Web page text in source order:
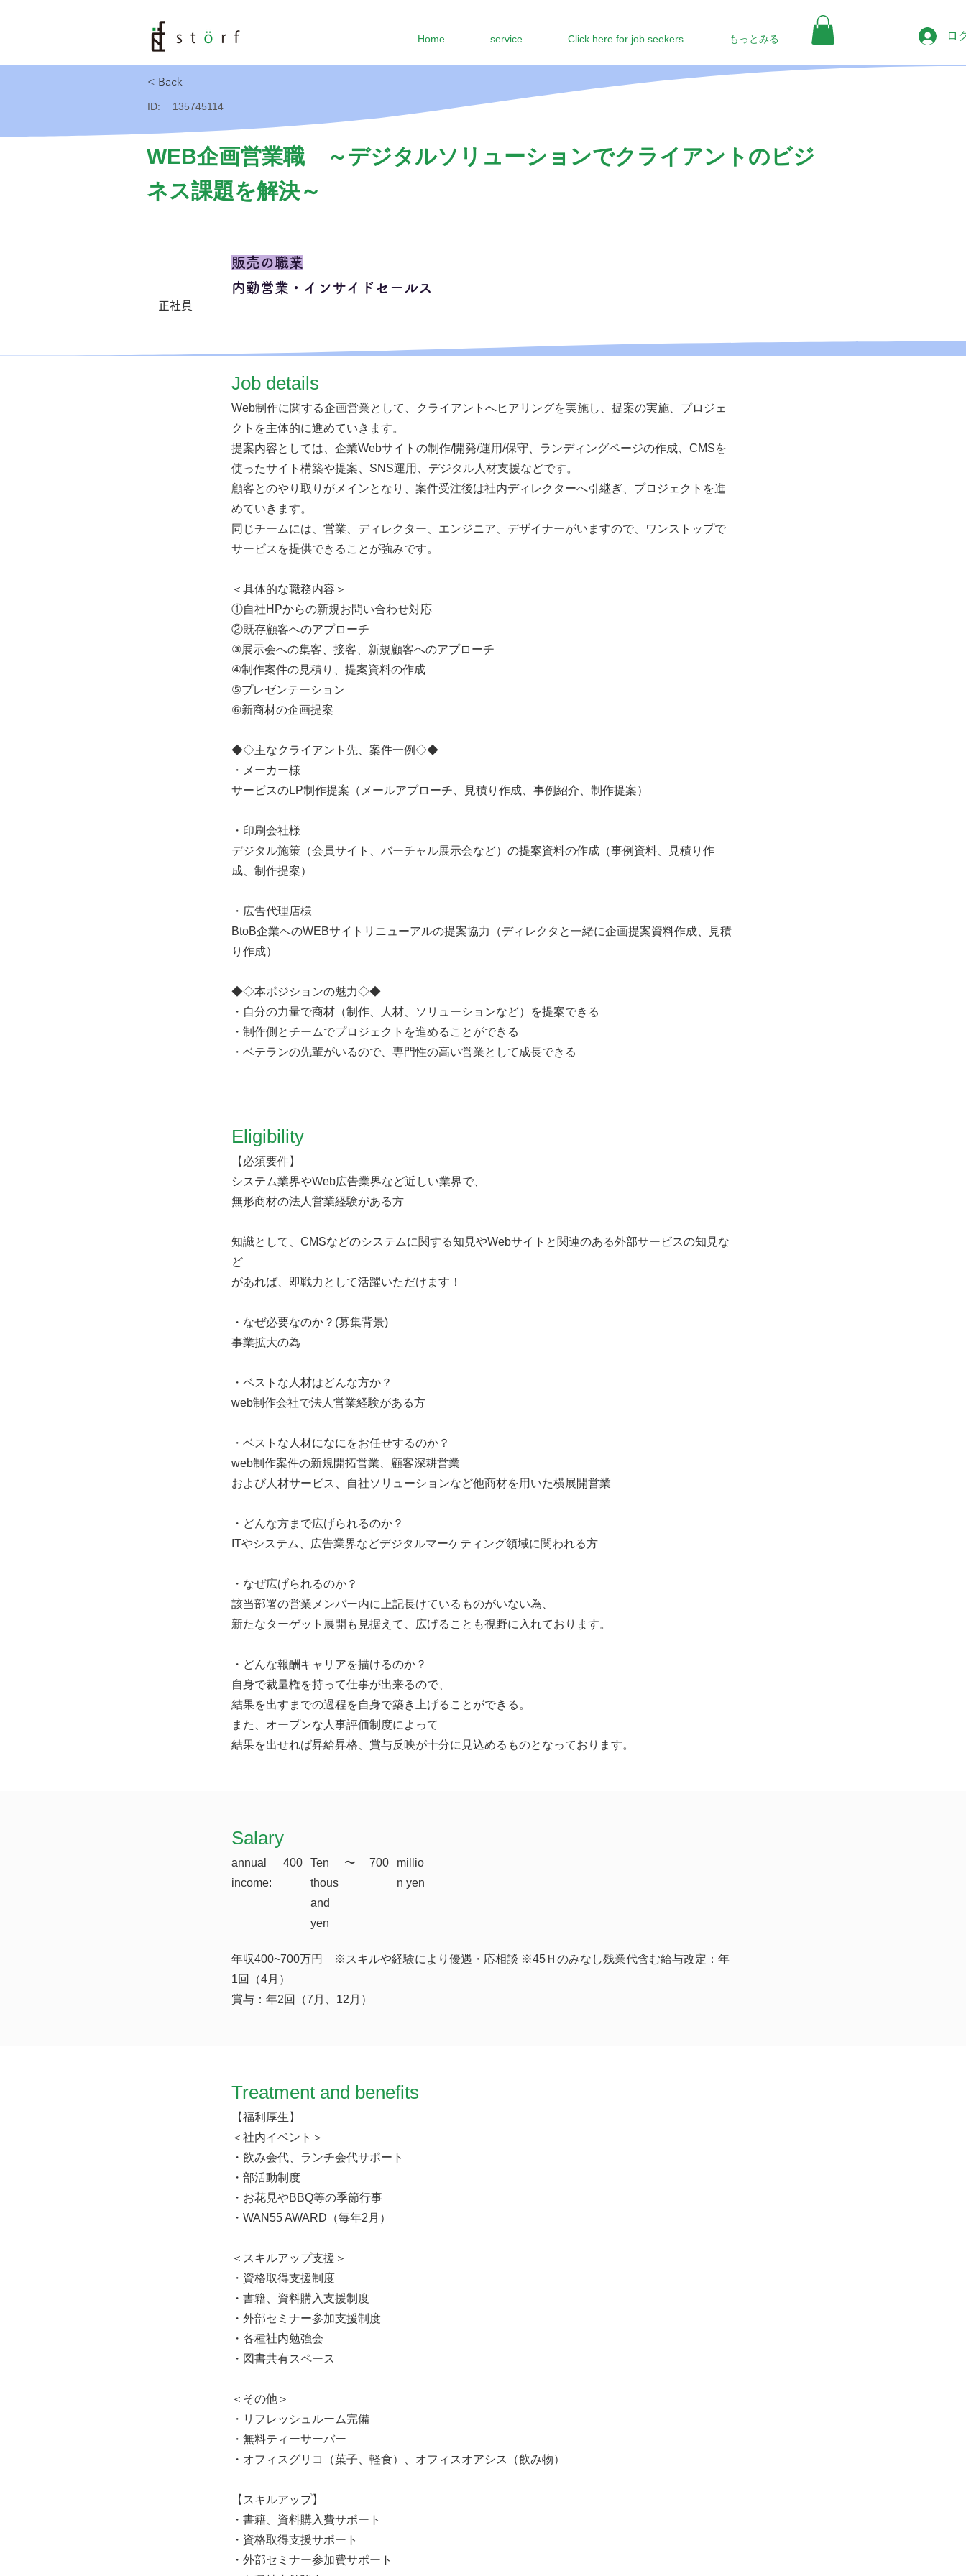
Home service Click here for job seekers もっとみる ロ
< Back
ID: 135745114
WEB企画営業職 ～デジタルソリューションでクライアントのビジ
ネス課題を解決～
正社員
販売の職業
内勤営業・インサイドセールス
​Job details
Web制作に関する企画営業として、クライアントへヒアリングを実施し、提案の実施、プロジェ
クトを主体的に進めていきます。
提案内容としては、企業Webサイトの制作/開発/運用/保守、ランディングページの作成、CMSを
使ったサイト構築や提案、SNS運用、デジタル人材支援などです。
顧客とのやり取りがメインとなり、案件受注後は社内ディレクターへ引継ぎ、プロジェクトを進
めていきます。
同じチームには、営業、ディレクター、エンジニア、デザイナーがいますので、ワンストップで
サービスを提供できることが強みです。
＜具体的な職務内容＞
①自社HPからの新規お問い合わせ対応
②既存顧客へのアプローチ
③展示会への集客、接客、新規顧客へのアプローチ
④制作案件の見積り、提案資料の作成
⑤プレゼンテーション
⑥新商材の企画提案
◆◇主なクライアント先、案件一例◇◆
・メーカー様
サービスのLP制作提案（メールアプローチ、見積り作成、事例紹介、制作提案）
・印刷会社様
デジタル施策（会員サイト、バーチャル展示会など）の提案資料の作成（事例資料、見積り作
成、制作提案）
・広告代理店様
BtoB企業へのWEBサイトリニューアルの提案協力（ディレクタと一緒に企画提案資料作成、見積
り作成）
◆◇本ポジションの魅力◇◆
・自分の力量で商材（制作、人材、ソリューションなど）を提案できる
・制作側とチームでプロジェクトを進めることができる
・ベテランの先輩がいるので、専門性の高い営業として成長できる
Eligibility
【必須要件】
システム業界やWeb広告業界など近しい業界で、
無形商材の法人営業経験がある方
知識として、CMSなどのシステムに関する知見やWebサイトと関連のある外部サービスの知見な
ど
があれば、即戦力として活躍いただけます！
・なぜ必要なのか？(募集背景)
事業拡大の為
・ベストな人材はどんな方か？
web制作会社で法人営業経験がある方
・ベストな人材になにをお任せするのか？
web制作案件の新規開拓営業、顧客深耕営業
および人材サービス、自社ソリューションなど他商材を用いた横展開営業
・どんな方まで広げられるのか？
ITやシステム、広告業界などデジタルマーケティング領域に関われる方
・なぜ広げられるのか？
該当部署の営業メンバー内に上記長けているものがいない為、
新たなターゲット展開も見据えて、広げることも視野に入れております。
・どんな報酬キャリアを描けるのか？
自身で裁量権を持って仕事が出来るので、
結果を出すまでの過程を自身で築き上げることができる。
また、オープンな人事評価制度によって
結果を出せれば昇給昇格、賞与反映が十分に見込めるものとなっております。
​Salary
annual
income:
400
Ten
thous
and
yen
​〜 700
millio
n yen
年収400~700万円 ※スキルや経験により優遇・応相談 ※45Ｈのみなし残業代含む給与改定：年
1回（4月）
賞与：年2回（7月、12月）
Treatment and benefits
【福利厚生】
＜社内イベント＞
・飲み会代、ランチ会代サポート
・部活動制度
・お花見やBBQ等の季節行事
・WAN55 AWARD（毎年2月）
＜スキルアップ支援＞
・資格取得支援制度
・書籍、資料購入支援制度
・外部セミナー参加支援制度
・各種社内勉強会
・図書共有スペース
＜その他＞
・リフレッシュルーム完備
・無料ティーサーバー
・オフィスグリコ（菓子、軽食）、オフィスオアシス（飲み物）
【スキルアップ】
・書籍、資料購入費サポート
・資格取得支援サポート
・外部セミナー参加費サポート